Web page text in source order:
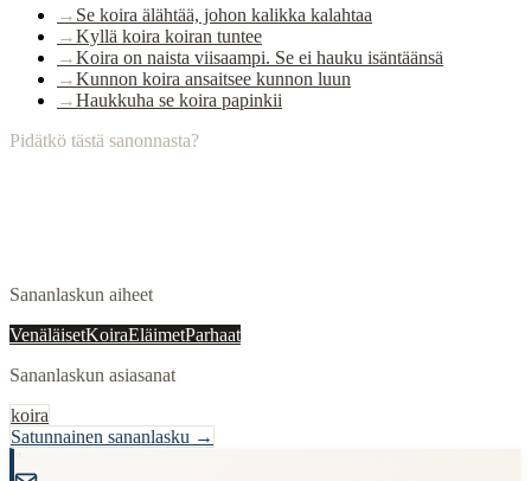
→ Se koira älähtää, johon kalikka kalahtaa
→Kyllä koira koiran tuntee
→Koira on naista viisaampi. Se ei hauku isäntäänsä
→Kunnon koira ansaitsee kunnon luun
→Haukkuha se koira papinkii
Pidätkö tästä sanonnasta?
Sananlaskun aiheet
VenäläisetKoiraEläimetParhaat
Sananlaskun asiasanat
koira
Satunnainen sananlasku →